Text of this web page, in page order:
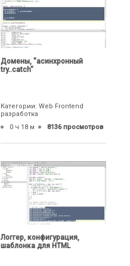
Домены, "асинхронный
try..catch"
Категории: Web Frontend
разработка
0 ч 18 м
8136 просмотров
Логгер, конфигурация,
шаблонка для HTML